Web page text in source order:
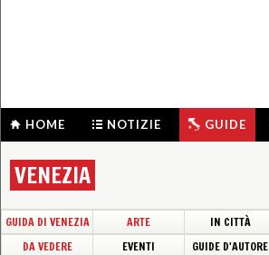
HOME NOTIZIE GUIDE
VENEZIA
GUIDA DI VENEZIA ARTE IN CITTÀ
DA VEDERE
EVENTI GUIDE D'AUTORE